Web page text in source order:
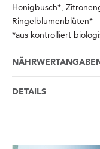
Honigbusch*,
Ringelblumenblüten*
*aus kontrolliert
DETAILS